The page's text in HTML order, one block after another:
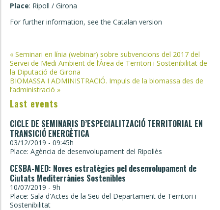
Place: Ripoll / Girona
For further information, see the Catalan version
Post
navigation
« Seminari en línia (webinar) sobre subvencions del 2017 del
Servei de Medi Ambient de l’Àrea de Territori i Sostenibilitat de
la Diputació de Girona
BIOMASSA I ADMINISTRACIÓ. Impuls de la biomassa des de
l’administració »
Last events
CICLE DE SEMINARIS D’ESPECIALITZACIÓ TERRITORIAL EN
TRANSICIÓ ENERGÈTICA
03/12/2019 - 09:45h
Place: Agència de desenvolupament del Ripollès
CESBA-MED: Noves estratègies pel desenvolupament de
Ciutats Mediterrànies Sostenibles
10/07/2019 - 9h
Place: Sala d'Actes de la Seu del Departament de Territori i
Sostenibilitat